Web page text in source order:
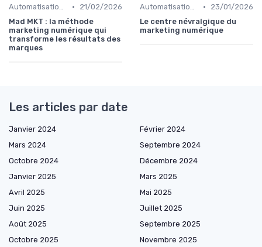
Automatisation du Marketing •
21/02/2026
Mad MKT : la méthode
marketing numérique qui
transforme les résultats des
marques
Automatisation du Marketing •
23/01/2026
Le centre névralgique du
marketing numérique
Les articles par date
Janvier 2024
Février 2024
Mars 2024
Septembre 2024
Octobre 2024
Décembre 2024
Janvier 2025
Mars 2025
Avril 2025
Mai 2025
Juin 2025
Juillet 2025
Août 2025
Septembre 2025
Octobre 2025
Novembre 2025